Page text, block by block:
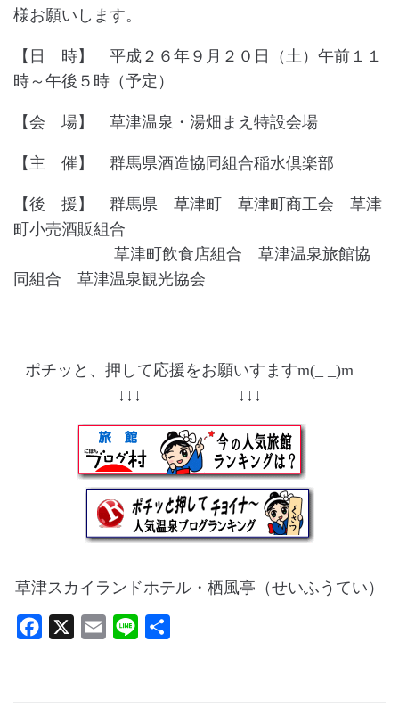
様お願いします。
【日 時】 平成２６年９月２０日（土）午前１１
時～午後５時（予定）
【会 場】 草津温泉・湯畑まえ特設会場
【主 催】 群馬県酒造協同組合稲水倶楽部
【後 援】 群馬県 草津町 草津町商工会 草津
町小売酒販組合
草津町飲食店組合 草津温泉旅館協
同組合 草津温泉観光協会
ポチッと、押して応援をお願いすますm(_ _)m
↓↓↓ ↓↓↓
草津スカイランドホテル・栖風亭（せいふうてい）